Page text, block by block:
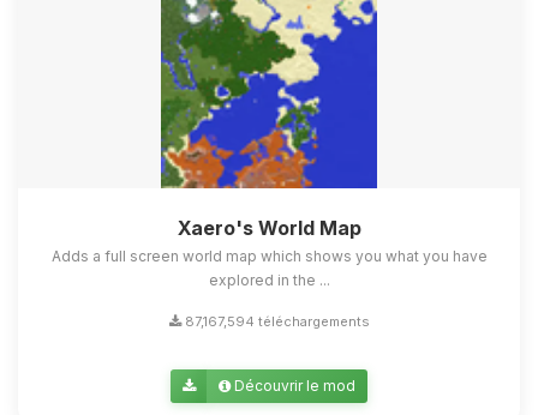
Xaero's World Map
Adds a full screen world map which shows you what you have
explored in the ...
87,167,594 téléchargements
Découvrir le mod